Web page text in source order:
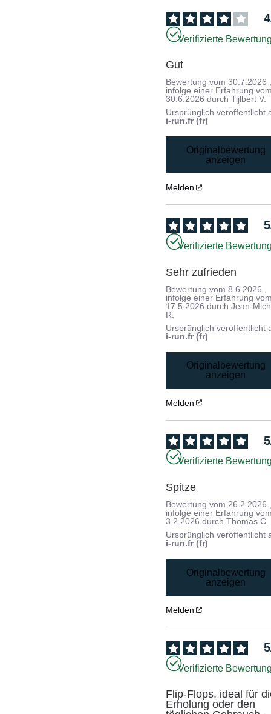
4
Verifizierte
Gut
Bewertung vom30.7.2026
infolge einer Erfahrung
30.6.2026 durchTijlbert V.
Ursprünglich veröffentlicht
i-run.fr (fr)
Originalbewertung
anzeigen
Melden
5
Verifizierte
Sehr zufrieden
Bewertung vom8.6.2026
infolge einer Erfahrung
17.5.2026 durchJean-
R.
Ursprünglich veröffentlicht
i-run.fr (fr)
Originalbewertung
anzeigen
Melden
5
Verifizierte
Spitze
Bewertung vom 26.2.2026
infolge einer Erfahrung
3.2.2026 durchThomas C.
Ursprünglich veröffentlicht
i-run.fr (fr)
Originalbewertung
anzeigen
Melden
5
Verifizierte
Flip-Flops, ideal für
Erholung oder den